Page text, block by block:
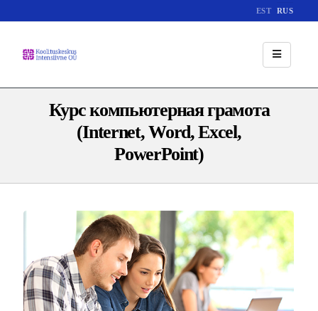
EST RUS
Курс компьютерная грамота
(Internet, Word, Excel,
PowerPoint)